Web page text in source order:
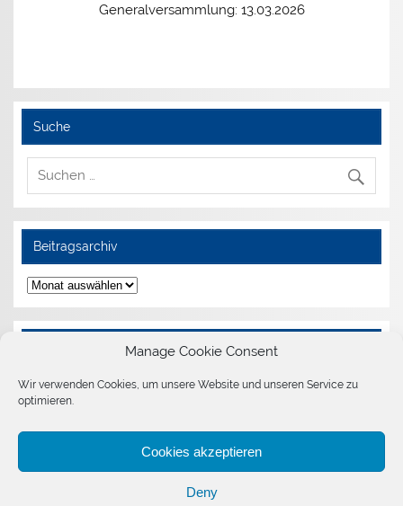
Manage Cookie Consent
Wir verwenden Cookies, um unsere Website und unseren Service zu
optimieren.
Cookies akzeptieren
Deny
Generalversammlung: 13.03.2026
Suche
Beitragsarchiv
Beitragsarchiv
Weitere Informationen
Impressum
Allgemeine Nutzungsbedingungen
Haftungsausschluss